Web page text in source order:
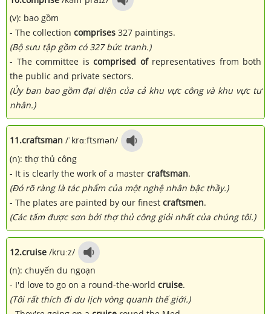
(v): bao gồm
- The collection comprises 327 paintings.
(Bộ sưu tập gồm có 327 bức tranh.)
- The committee is comprised ofrepresentatives from both
the public and private sectors.
(Ủy ban bao gồm đại diện của cả khu vực công và khu vực tư
nhân.)
11.craftsman /ˈkrɑːftsmən/
(n): thợ thủ công
- It is clearly the work of a master craftsman.
(Đó rõ ràng là tác phẩm của một nghệ nhân bậc thầy.)
- The plates are painted by our finest craftsmen.
(Các tấm được sơn bởi thợ thủ công giỏi nhất của chúng tôi.)
12.cruise /kruːz/
(n): chuyến du ngoạn
- I'd love to go on a round-the-world cruise.
(Tôi rất thích đi du lịch vòng quanh thế giới.)